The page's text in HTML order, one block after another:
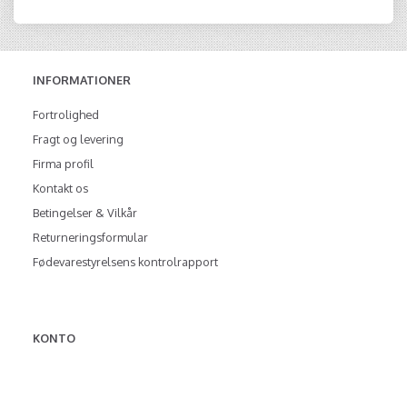
INFORMATIONER
Fortrolighed
Fragt og levering
Firma profil
Kontakt os
Betingelser & Vilkår
Returneringsformular
Fødevarestyrelsens kontrolrapport
KONTO